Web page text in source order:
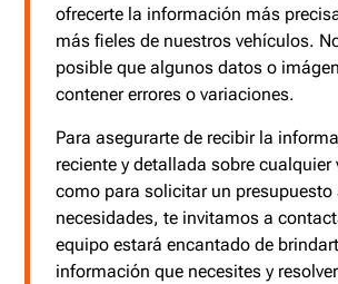
ofrecerte la información más
más fieles de nuestros vehículos.
posible que algunos datos o
contener errores o variaciones.
Para asegurarte de recibir la
reciente y detallada sobre
como para solicitar un
necesidades, te invitamos a
equipo estará encantado de
información que necesites y